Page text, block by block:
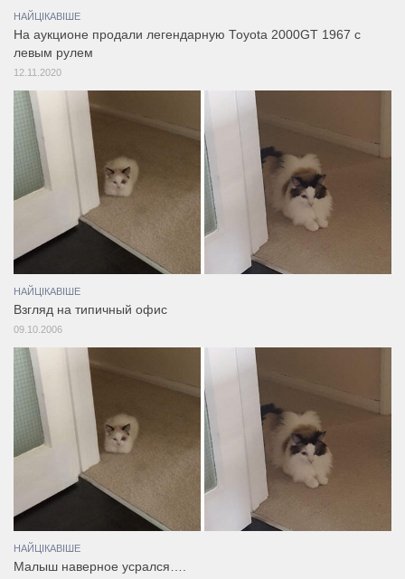
НАЙЦІКАВІШЕ
На аукционе продали легендарную Toyota 2000GT 1967 с
левым рулем
12.11.2020
НАЙЦІКАВІШЕ
Взгляд на типичный офис
09.10.2006
НАЙЦІКАВІШЕ
Малыш наверное усрался….